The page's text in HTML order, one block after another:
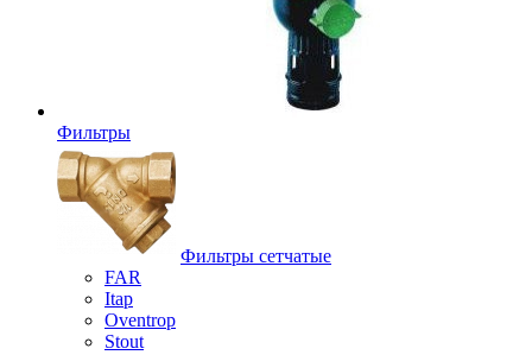
Фильтры
Фильтры сетчатые
FAR
Itap
Oventrop
Stout